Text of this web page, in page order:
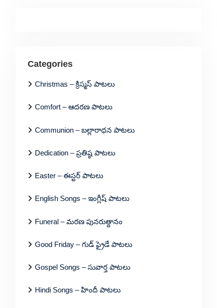
Categories
Christmas – క్రిస్మస్ పాటలు
Comfort – ఆదరణ పాటలు
Communion – బల్లారాధన పాటలు
Dedication – ప్రతిష్ఠ పాటలు
Easter – ఈస్టర్ పాటలు
English Songs – ఇంగ్లీష్ పాటలు
Funeral – మరణ పునరుత్దానం
Good Friday – గుడ్ ఫ్రైడే పాటలు
Gospel Songs – సువార్త పాటలు
Hindi Songs – హిందీ పాటలు